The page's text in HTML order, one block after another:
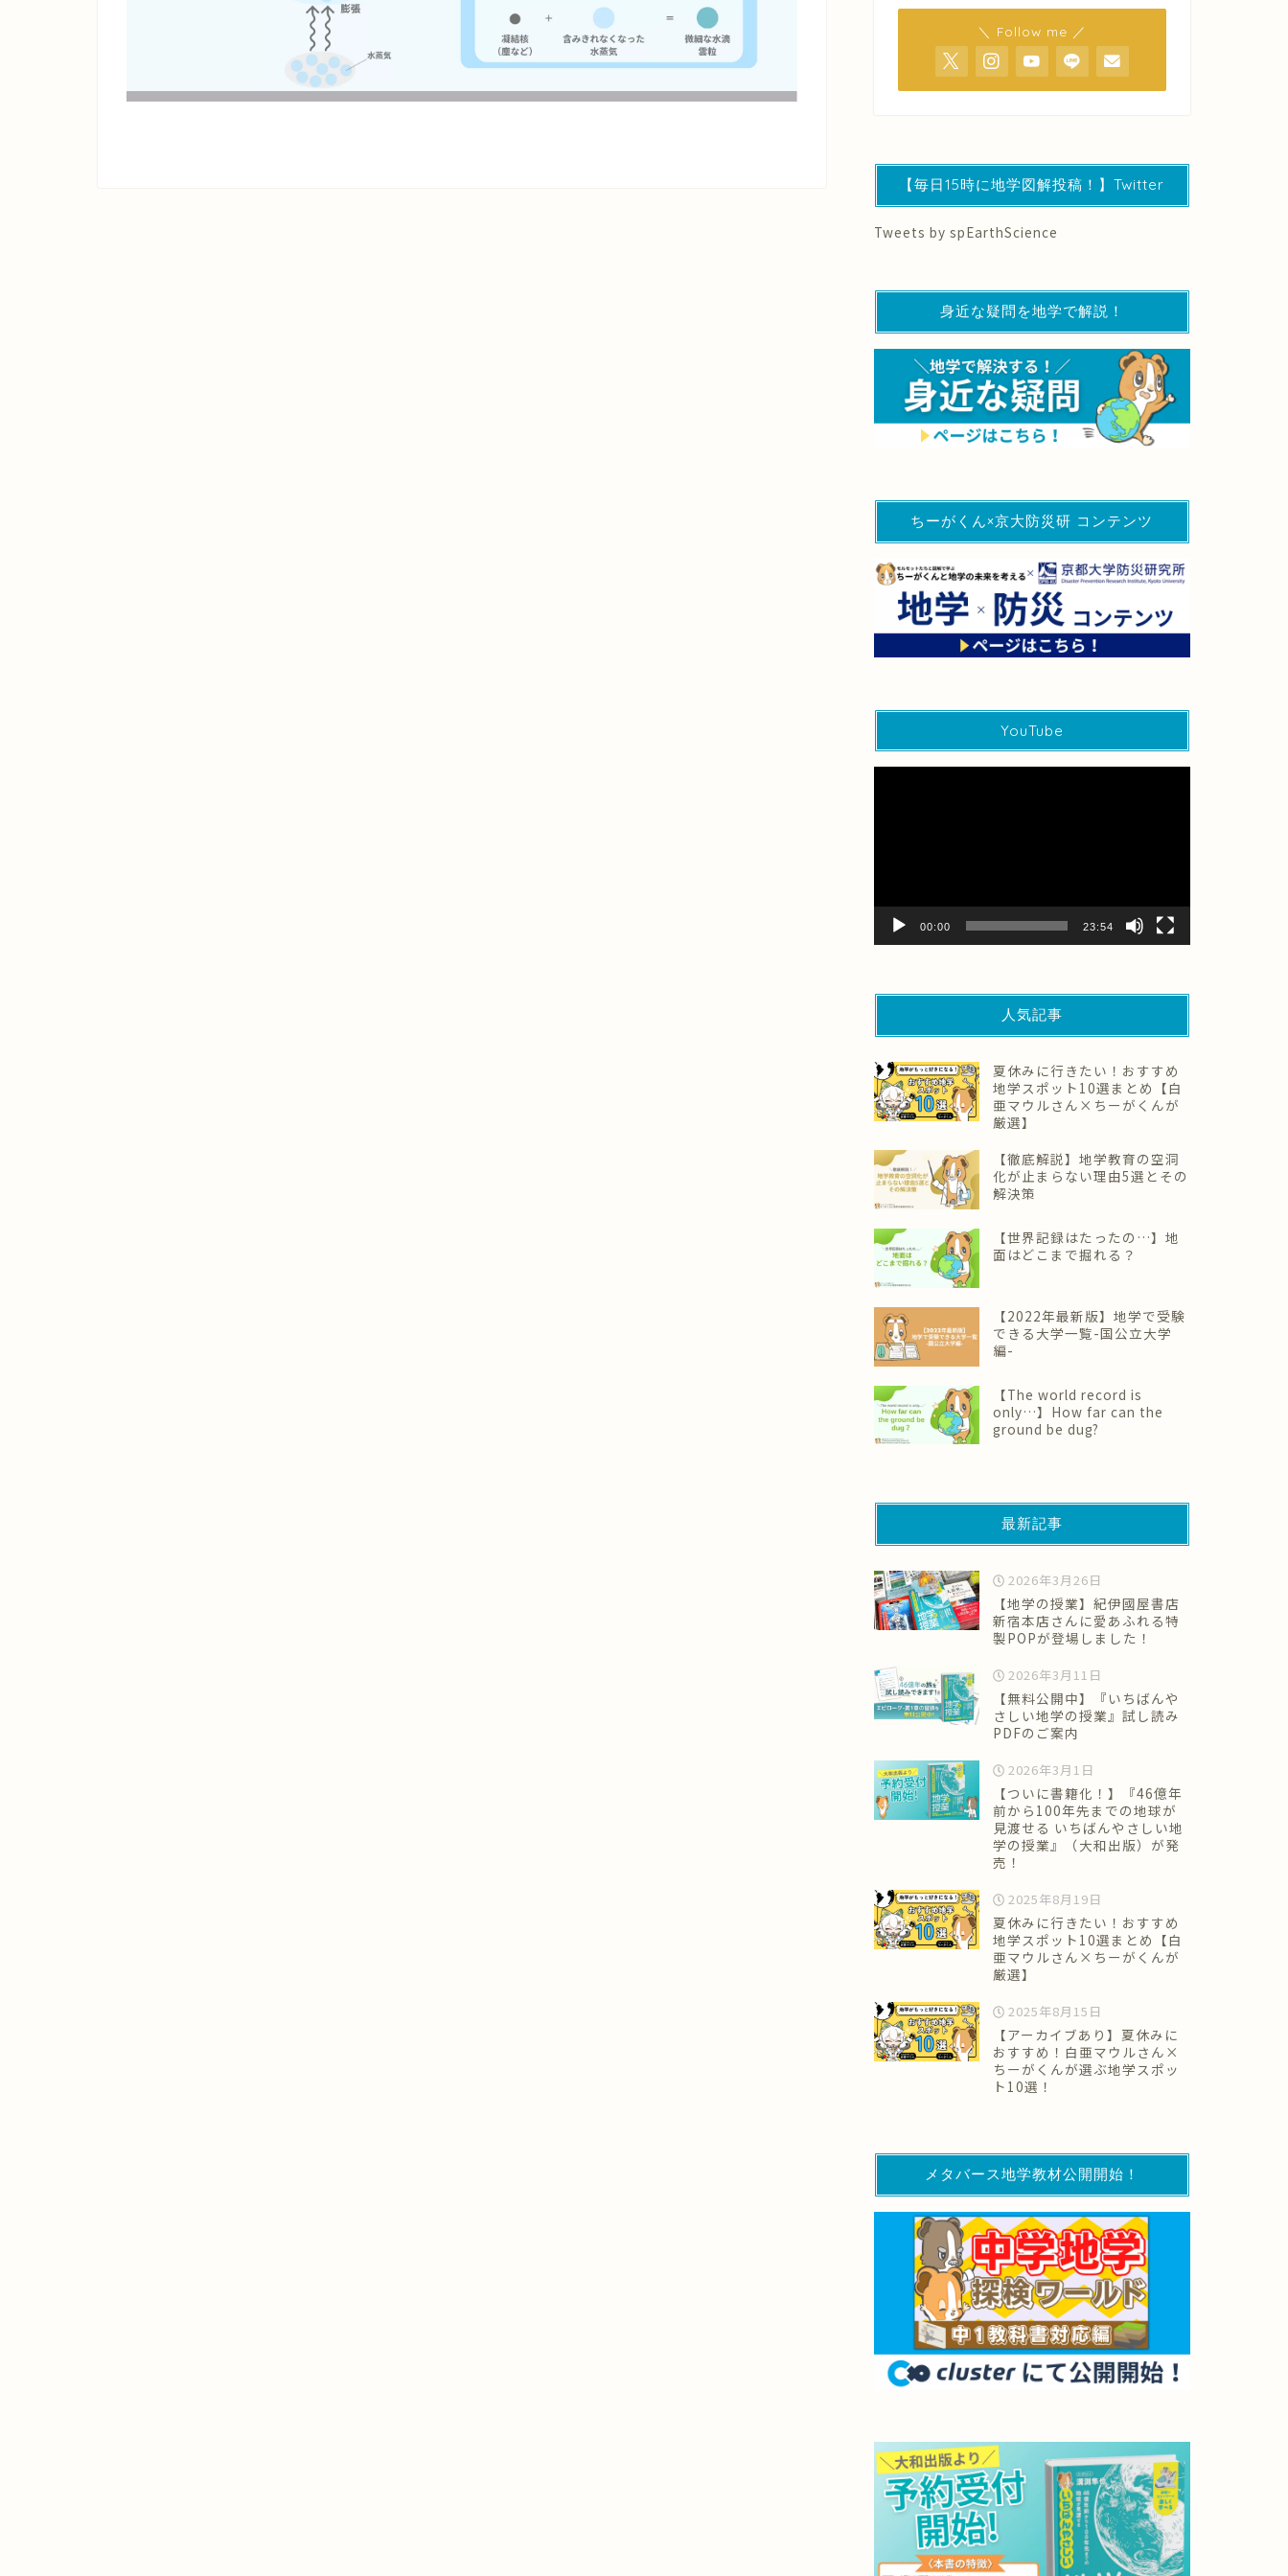
＼ Follow me ／
【毎日15時に地学図解投稿！】Twitter
Tweets by spEarthScience
身近な疑問を地学で解説！
ちーがくん×京大防災研 コンテンツ
YouTube
ー
00:00 23:54
人気記事
夏休みに行きたい！おすすめ
地学スポット10選まとめ【白
亜マウルさん×ちーがくんが
厳選】
【徹底解説】地学教育の空洞
化が止まらない理由5選とその
解決策
【世界記録はたったの…】地
面はどこまで掘れる？
【2022年最新版】地学で受験
できる大学一覧-国公立大学
編-
【The world record is
only…】How far can the
ground be dug?
最新記事
2026年3月26日
【地学の授業】紀伊國屋書店
新宿本店さんに愛あふれる特
製POPが登場しました！
2026年3月11日
【無料公開中】『いちばんや
さしい地学の授業』試し読み
PDFのご案内
2026年3月1日
【ついに書籍化！】『46億年
前から100年先までの地球が
見渡せる いちばんやさしい地
学の授業』（大和出版）が発
売！
2025年8月19日
夏休みに行きたい！おすすめ
地学スポット10選まとめ【白
亜マウルさん×ちーがくんが
厳選】
2025年8月15日
【アーカイブあり】夏休みに
おすすめ！白亜マウルさん×
ちーがくんが選ぶ地学スポッ
ト10選！
メタバース地学教材公開開始！